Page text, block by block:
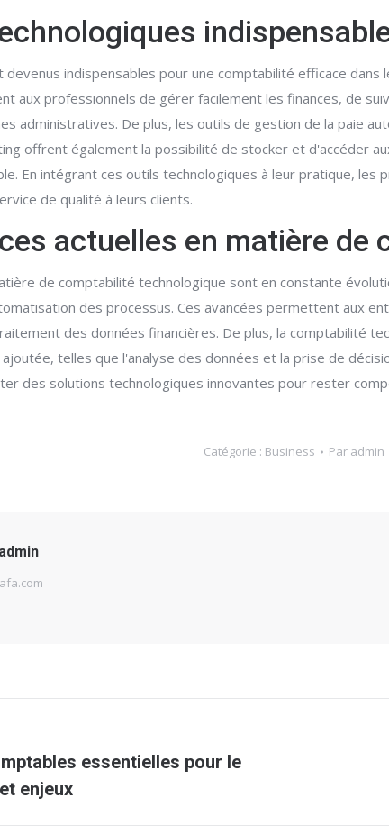
indispensables pour une comptabilité efficace
aux professionnels de gérer facilement les finances, de
administratives. De plus, les outils de gestion de la paie
offrent également la possibilité de stocker et d'accéder
En intégrant ces outils technologiques à leur pratique,
de qualité à leurs clients.
actuelles en matière
de comptabilité technologique sont en constante
des processus. Ces avancées permettent aux
des données financières. De plus, la comptabilité
telles que l'analyse des données et la prise de
des solutions technologiques innovantes pour rester
Catégorie : Business Par admin
admin
essentielles pour le
enjeux
: